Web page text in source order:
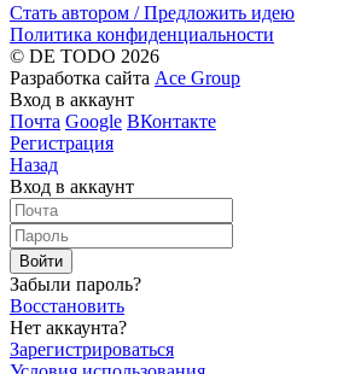
Стать автором / Предложить идею
Политика конфиденциальности
© DE TODO 2026
Разработка сайта Ace Group
Вход в аккаунт
Почта Google ВКонтакте
Регистрация
Назад
Вход в аккаунт
Войти
Забыли пароль?
Восстановить
Нет аккаунта?
Зарегистрироваться